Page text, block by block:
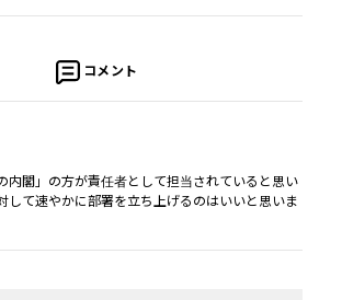
コメント
内閣」の方が責任者として担当されていると思い
して速やかに部署を立ち上げるのはいいと思いま